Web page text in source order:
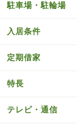
駐車場・駐輪場
入居条件
定期借家
特長
テレビ・通信